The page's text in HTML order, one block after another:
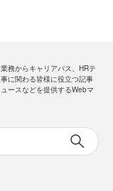
務からキャリアパス、HRテ
に関わる皆様に役立つ記事
ースなどを提供するWebマ